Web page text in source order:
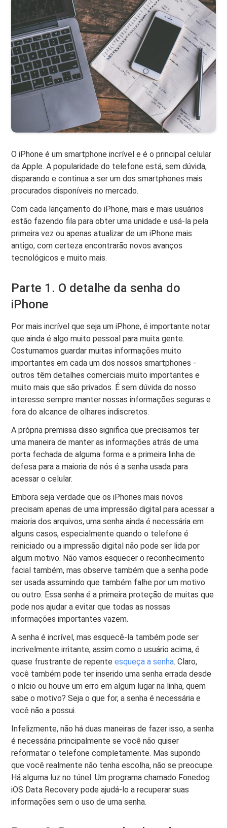
O iPhone é um smartphone incrível e é o principal celular
da Apple. A popularidade do telefone está, sem dúvida,
disparando e continua a ser um dos smartphones mais
procurados disponíveis no mercado.
Com cada lançamento do iPhone, mais e mais usuários
estão fazendo fila para obter uma unidade e usá-la pela
primeira vez ou apenas atualizar de um iPhone mais
antigo, com certeza encontrarão novos avanços
tecnológicos e muito mais.
Parte 1. O detalhe da senha do
iPhone
Por mais incrível que seja um iPhone, é importante notar
que ainda é algo muito pessoal para muita gente.
Costumamos guardar muitas informações muito
importantes em cada um dos nossos smartphones -
outros têm detalhes comerciais muito importantes e
muito mais que são privados. É sem dúvida do nosso
interesse sempre manter nossas informações seguras e
fora do alcance de olhares indiscretos.
A própria premissa disso significa que precisamos ter
uma maneira de manter as informações atrás de uma
porta fechada de alguma forma e a primeira linha de
defesa para a maioria de nós é a senha usada para
acessar o celular.
Embora seja verdade que os iPhones mais novos
precisam apenas de uma impressão digital para acessar a
maioria dos arquivos, uma senha ainda é necessária em
alguns casos, especialmente quando o telefone é
reiniciado ou a impressão digital não pode ser lida por
algum motivo. Não vamos esquecer o reconhecimento
facial também, mas observe também que a senha pode
ser usada assumindo que também falhe por um motivo
ou outro. Essa senha é a primeira proteção de muitas que
pode nos ajudar a evitar que todas as nossas
informações importantes vazem.
A senha é incrível, mas esquecê-la também pode ser
incrivelmente irritante, assim como o usuário acima, é
quase frustrante de repenteesqueça a senha. Claro,
você também pode ter inserido uma senha errada desde
o início ou houve um erro em algum lugar na linha, quem
sabe o motivo? Seja o que for, a senha é necessária e
você não a possui.
Infelizmente, não há duas maneiras de fazer isso, a senha
é necessária principalmente se você não quiser
reformatar o telefone completamente. Mas supondo
que você realmente não tenha escolha, não se preocupe.
Há alguma luz no túnel. Um programa chamado Fonedog
iOS Data Recovery pode ajudá-lo a recuperar suas
informações sem o uso de uma senha.